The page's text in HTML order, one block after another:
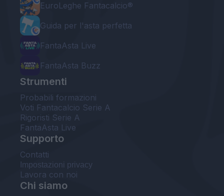
EuroLeghe Fantacalcio®
Guida per l'asta perfetta
FantaAsta Live
FantaAsta Buzz
Strumenti
Probabili formazioni
Voti Fantacalcio Serie A
Rigoristi Serie A
FantaAsta Live
Supporto
Contatti
Impostazioni privacy
Lavora con noi
Chi siamo